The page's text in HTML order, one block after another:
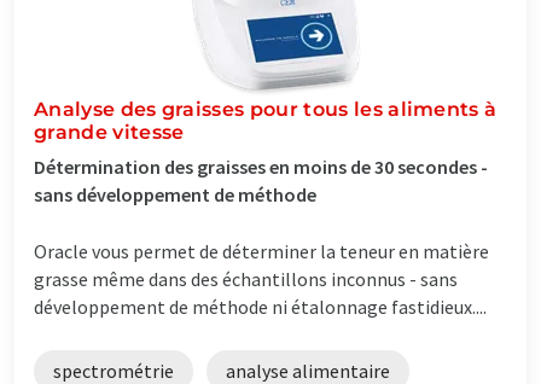
Analyse des graisses pour tous les aliments à
grande vitesse
Détermination des graisses en moins de 30 secondes -
sans développement de méthode
Oracle vous permet de déterminer la teneur en matière
grasse même dans des échantillons inconnus - sans
développement de méthode ni étalonnage fastidieux....
spectrométrie analyse alimentaire